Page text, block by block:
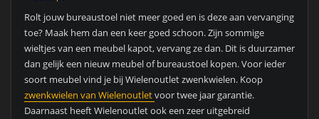
Rolt jouw bureaustoel niet meer goed en is deze aan vervanging
toe? Maak hem dan een keer goed schoon. Zijn sommige
wieltjes van een meubel kapot, vervang ze dan. Dit is duurzamer
dan gelijk een nieuw meubel of bureaustoel kopen. Voor ieder
soort meubel vind je bij Wielenoutlet zwenkwielen. Koop
zwenkwielen van Wielenoutletvoor twee jaar garantie.
Daarnaast heeft Wielenoutlet ook een zeer uitgebreid